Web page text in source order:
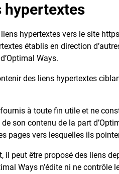
hypertextes
hypertextes vers le site
établis en direction
Ways.
des liens hypertextes
à toute fin utile et ne
son contenu de la part
pages vers lesquelles ils
il peut être proposé des liens
Ways n’édite ni ne